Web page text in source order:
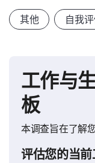
其他 自我
工作与
板
本调查旨在了解
评估您的当